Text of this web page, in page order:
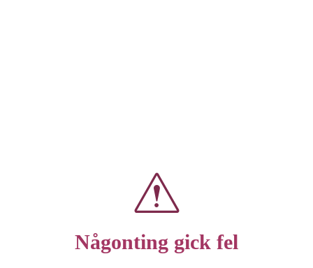
Någonting gick fel